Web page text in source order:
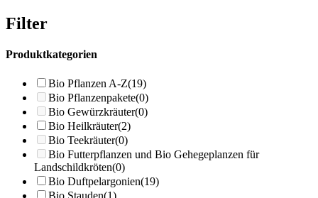
Filter
Produktkategorien
Bio Pflanzen A-Z(19)
Bio Pflanzenpakete(0)
Bio Gewürzkräuter(0)
Bio Heilkräuter(2)
Bio Teekräuter(0)
Bio Futterpflanzen und Bio Gehegeplanzen für
Landschildkröten(0)
Bio Duftpelargonien(19)